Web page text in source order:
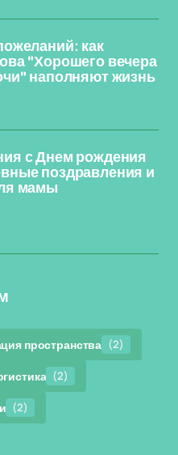
как
"Хорошего вечера
наполняют жизнь
с Днем рождения
поздравления и
мамы
пространства (2)
(2)
(2)